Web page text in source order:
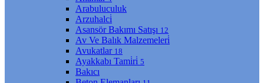
Arabuluculuk
Arzuhalci̇
Asansör Bakımı Satışı 12
Av Ve Balık Malzemeleri̇
Avukatlar 18
Ayakkabı Tami̇ri̇ 5
Bakıcı